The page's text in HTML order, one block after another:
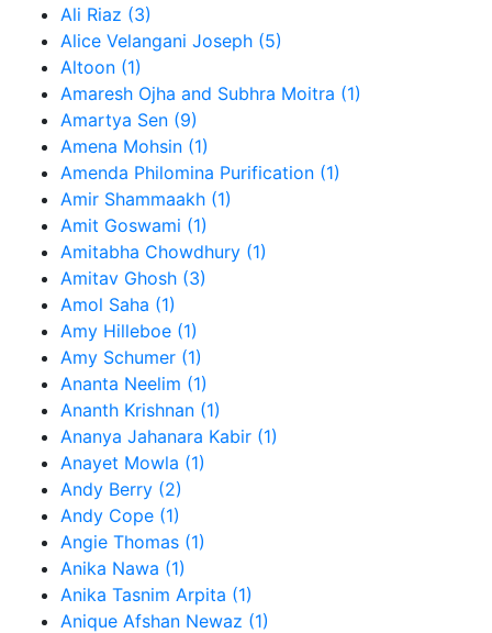
Ali Riaz (3)
Alice Velangani Joseph (5)
Altoon (1)
Amaresh Ojha and Subhra Moitra (1)
Amartya Sen (9)
Amena Mohsin (1)
Amenda Philomina Purification (1)
Amir Shammaakh (1)
Amit Goswami (1)
Amitabha Chowdhury (1)
Amitav Ghosh (3)
Amol Saha (1)
Amy Hilleboe (1)
Amy Schumer (1)
Ananta Neelim (1)
Ananth Krishnan (1)
Ananya Jahanara Kabir (1)
Anayet Mowla (1)
Andy Berry (2)
Andy Cope (1)
Angie Thomas (1)
Anika Nawa (1)
Anika Tasnim Arpita (1)
Anique Afshan Newaz (1)